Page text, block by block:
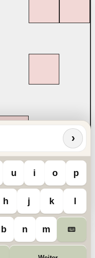
›
u i o p
h j k l
b n m